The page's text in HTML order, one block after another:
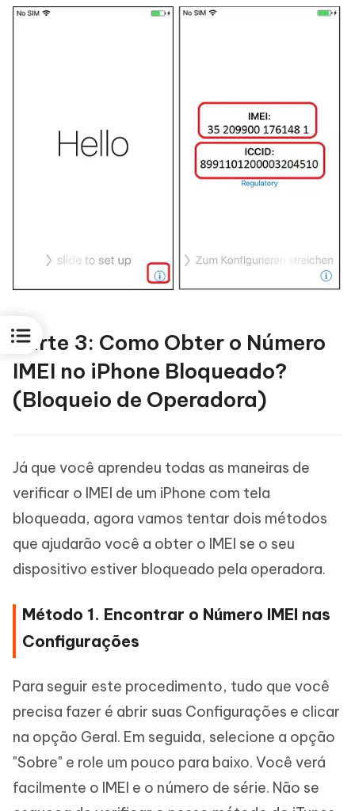
Parte 3: Como Obter o Número
IMEI no iPhone Bloqueado?
(Bloqueio de Operadora)
Já que você aprendeu todas as maneiras de
verificar o IMEI de um iPhone com tela
bloqueada, agora vamos tentar dois métodos
que ajudarão você a obter o IMEI se o seu
dispositivo estiver bloqueado pela operadora.
Método 1. Encontrar o Número IMEI nas
Configurações
Para seguir este procedimento, tudo que você
precisa fazer é abrir suas Configurações e clicar
na opção Geral. Em seguida, selecione a opção
"Sobre" e role um pouco para baixo. Você verá
facilmente o IMEI e o número de série. Não se